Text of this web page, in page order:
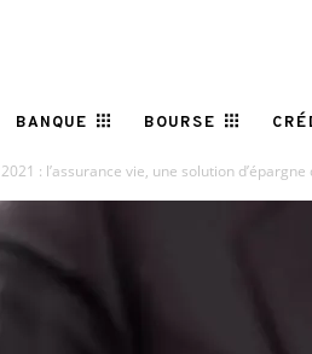
BANQUE BOURSE
2021 : l’assurance vie, une solution